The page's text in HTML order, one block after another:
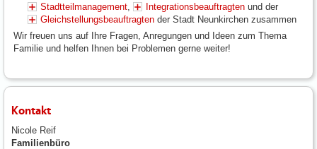
Stadtteilmanagement Integrationsbeauftragten und der
Gleichstellungsbeauftragten der Stadt Neunkirchen zusammen
Wir freuen uns auf Ihre Fragen, Anregungen und Ideen zum Thema
Familie und helfen Ihnen bei Problemen gerne weiter!
Kontakt
Nicole Reif
Familienbüro